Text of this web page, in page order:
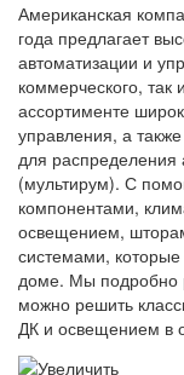
Американская
года предлагает
автоматизации и
коммерческого,
ассортименте
управления, а
для распределения
(мультирум). С
компонентами,
освещением,
системами, которые
доме. Мы подробно
можно решить
ДК и освещением в